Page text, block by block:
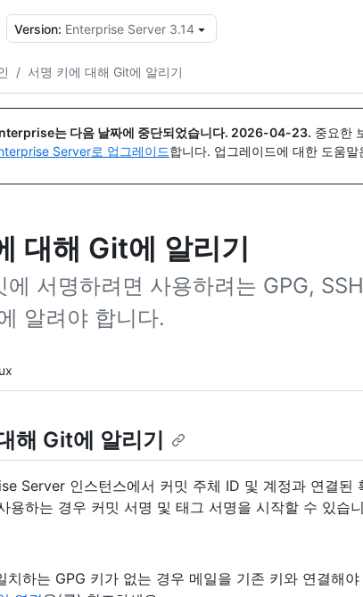
Version: Enterprise Server 3.14
/ 서명 키에 대해 Git에 알리기
는 다음 날짜에 중단되었습니다. 2026-04-23. 중요한
Server로 업그레이드합니다. 업그레이드에 대한 도움말
대해 Git에 알리기
에 서명하려면 사용하려는 GPG,
알려야 합니다.
해 Git에 알리기
Server 인스턴스에서 커밋 주체 ID 및 계정과 연결된
용하는 경우 커밋 서명 및 태그 서명을 시작할 수 있습
치하는 GPG 키가 없는 경우 메일을 기존 키와 연결해